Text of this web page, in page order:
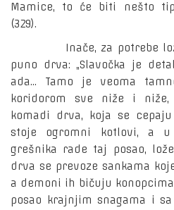
Mamice, to će biti nešto
(329).
Inače, za potrebe
puno drva: „Slavočka je
ada... Tamo je veoma
koridorom sve niže i
komadi drva, koja se
stoje ogromni kotlovi, a
grešnika rade taj posao,
drva se prevoze sankama
a demoni ih bičuju
posao krajnjim snagama i sa